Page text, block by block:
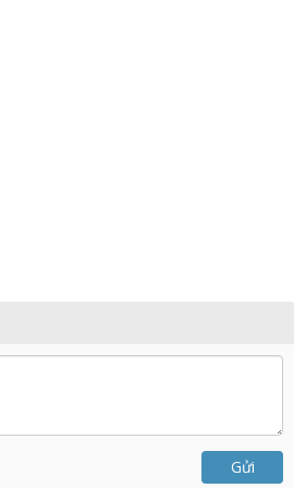
Gửi